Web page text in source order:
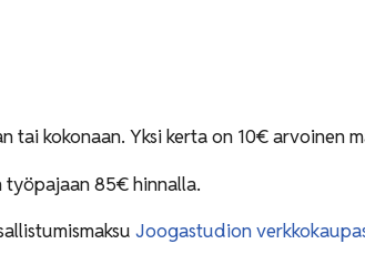
kokonaan. Yksi kerta on 10€ arvoinen
85€ hinnalla.
Joogastudion